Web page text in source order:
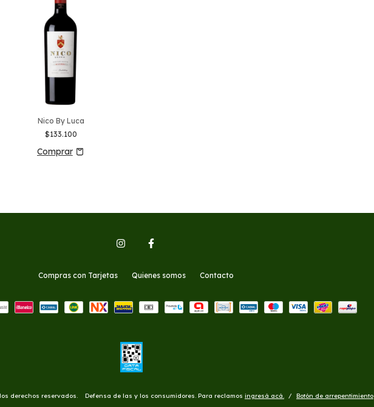
Nico By Luca
$133.100
Compras con Tarjetas Quienes somos Contacto
derechos reservados. Defensa de las y los consumidores. Para reclamos ingresá acá. / Botón de arrepentimiento